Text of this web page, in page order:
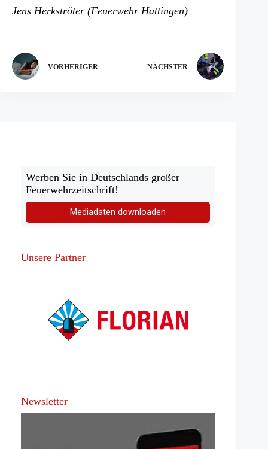
Jens Herkströter (Feuerwehr Hattingen)
VORHERIGER NÄCHSTER
Werben Sie in Deutschlands großer
Feuerwehrzeitschrift!
Mediadaten downloaden
Unsere Partner
Newsletter